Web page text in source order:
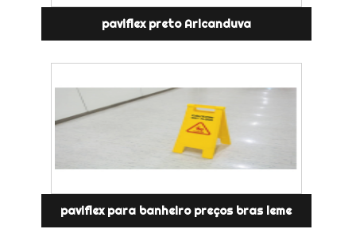
paviflex preto Aricanduva
paviflex para banheiro preços bras leme